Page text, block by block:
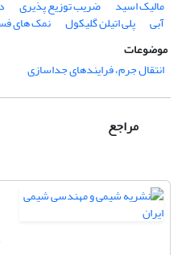
مالیک اسید
ضریب توزیع پذیری
آبی پلی اتیلن گلیکول
نمک های
موضوعات
انتقال جرم، فرایندهای جداسازی
مراجع